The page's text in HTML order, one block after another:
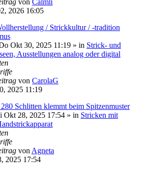
2026 16:05
/ Strickkultur / -tradition
Okt 30, 2025 11:19 » in Strick- und
Ausstellungen analog oder digital
von CarolaG
2025 11:19
Schlitten klemmt beim Spitzenmuster
Okt 28, 2025 17:54 » in Stricken mit
von Agneta
2025 17:54